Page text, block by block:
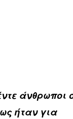
άνθρωποι
ήταν για